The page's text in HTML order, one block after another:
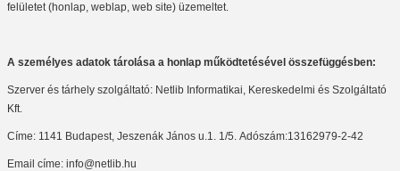
felületet (honlap, weblap, web site) üzemeltet.
A személyes adatok tárolása a honlap működtetésével összefüggésben:
Szerver és tárhely szolgáltató: Netlib Informatikai, Kereskedelmi és Szolgáltató
Kft.
Címe: 1141 Budapest, Jeszenák János u.1. 1/5. Adószám:13162979-2-42
Email címe: info@netlib.hu